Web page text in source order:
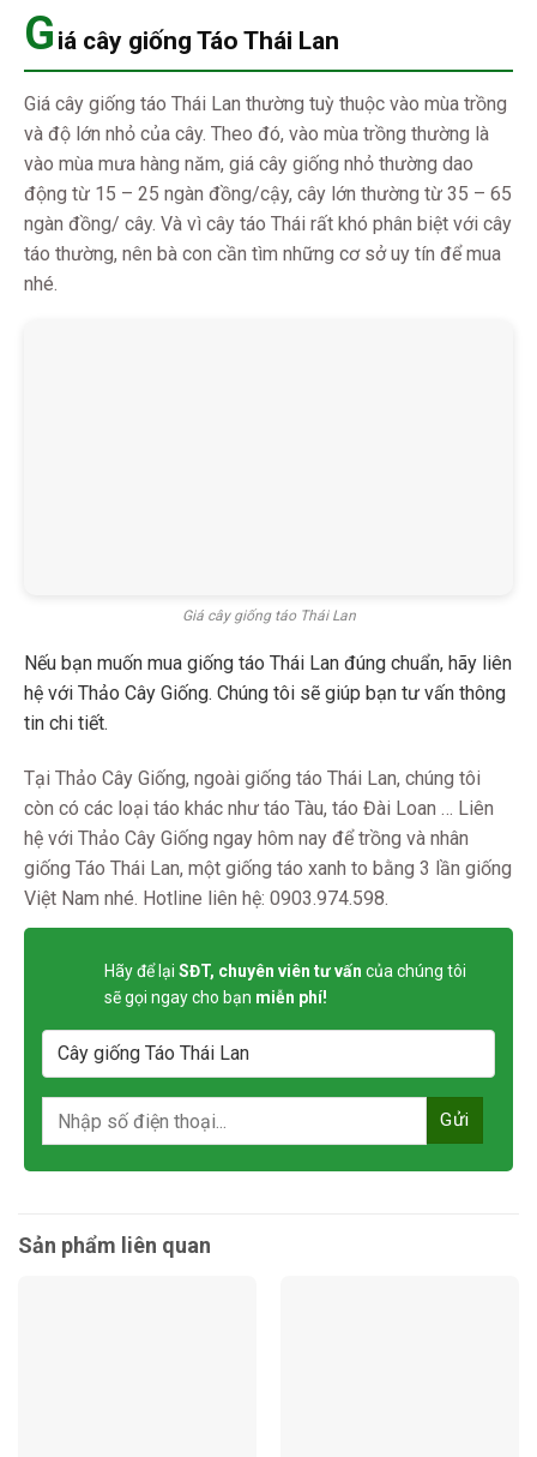
G iá cây giống Táo Thái Lan
Giá cây giống táo Thái Lan thường tuỳ thuộc vào mùa trồng
và độ lớn nhỏ của cây. Theo đó, vào mùa trồng thường là
vào mùa mưa hàng năm, giá cây giống nhỏ thường dao
động từ 15 – 25 ngàn đồng/cậy, cây lớn thường từ 35 – 65
ngàn đồng/ cây. Và vì cây táo Thái rất khó phân biệt với cây
táo thường, nên bà con cần tìm những cơ sở uy tín để mua
nhé.
Giá cây giống táo Thái Lan
Nếu bạn muốn mua giống táo Thái Lan đúng chuẩn, hãy liên
hệ với Thảo Cây Giống. Chúng tôi sẽ giúp bạn tư vấn thông
tin chi tiết.
Tại Thảo Cây Giống, ngoài giống táo Thái Lan, chúng tôi
còn có các loại táo khác như táo Tàu, táo Đài Loan … Liên
hệ với Thảo Cây Giống ngay hôm nay để trồng và nhân
giống Táo Thái Lan, một giống táo xanh to bằng 3 lần giống
Việt Nam nhé. Hotline liên hệ: 0903.974.598.
Hãy để lại SĐT, chuyên viên tư vấn của chúng tôi
sẽ gọi ngay cho bạn miễn phí!
Sản phẩm liên quan